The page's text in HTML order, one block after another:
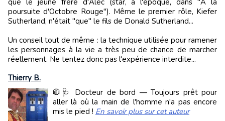
poursuite d'Octobre Rouge"). Même le premier rôle, Kiefer
Sutherland, n'était "que" le fils de Donald Sutherland...
Un conseil tout de même : la technique utilisée pour ramener
les personnages à la vie a très peu de chance de marcher
réellement. Ne tentez donc pas l'expérience interdite...
Thierry B.
🧥🩺 Docteur de bord — Toujours prêt pour
aller là où la main de l'homme n'a pas encore
mis le pied ! En savoir plus sur cet auteur